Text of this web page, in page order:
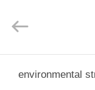
Co.,
Reserved.
environmental